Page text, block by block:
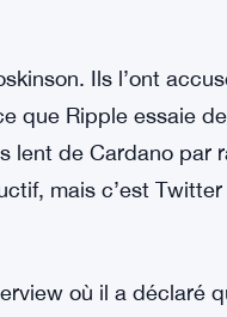
sa place dans
semblent assez
de Ripple. Difficile